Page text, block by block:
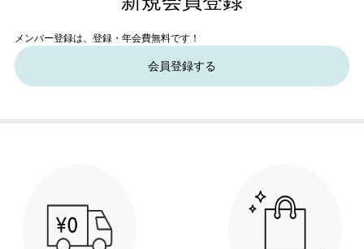
メンバー登録は、登録・年会費無料です！
会員登録する